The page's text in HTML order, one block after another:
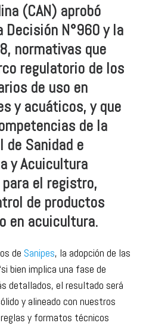
(CAN) aprobó
N°960 y la
normativas que
regulatorio de los
de uso en
y acuáticos, y que
de la
de Sanidad e
y Acuicultura
el registro,
de productos
en acuicultura.
de Sanipes, la adopción de las
bien implica una fase de
detallados, el resultado será
y alineado con nuestros
y formatos técnicos